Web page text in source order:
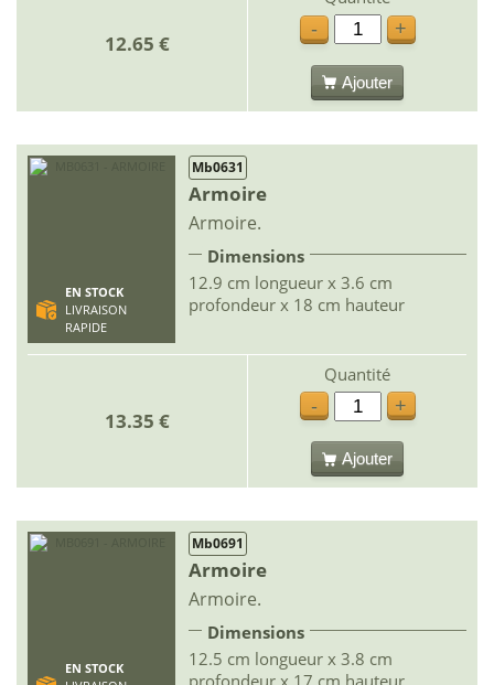
12.65 €
-
+
Ajouter
EN STOCK
LIVRAISON
RAPIDE
Mb0631
Armoire
Armoire.
Dimensions
12.9 cm longueur x 3.6 cm
profondeur x 18 cm hauteur
13.35 €
Quantité
-
+
Ajouter
EN STOCK
Mb0691
Armoire
Armoire.
Dimensions
12.5 cm longueur x 3.8 cm
profondeur x 17 cm hauteur